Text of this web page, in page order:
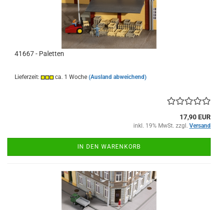
41667 - Paletten
Lieferzeit: ca. 1 Woche (Ausland abweichend)
17,90 EUR
inkl. 19% MwSt. zzgl. Versand
IN DEN WARENKORB